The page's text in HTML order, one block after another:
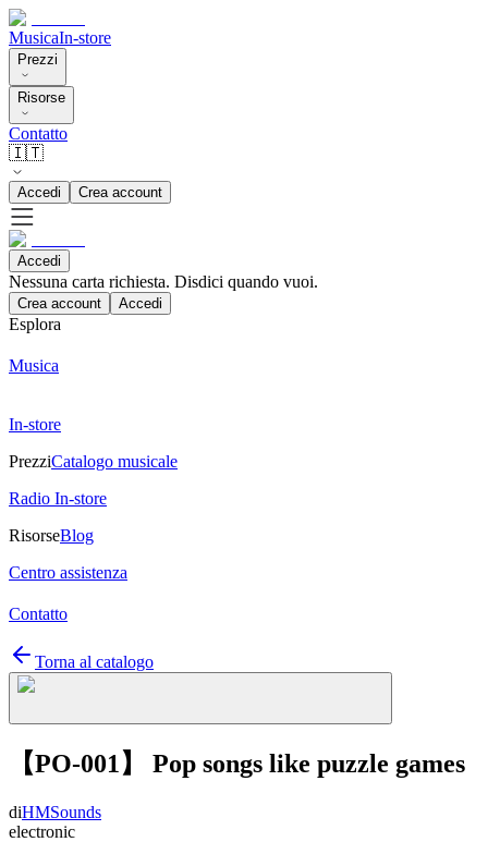
MusicaIn-store
Prezzi
Risorse
Contatto
🇮🇹
Accedi Crea account
Accedi
Nessuna carta richiesta. Disdici quando vuoi.
Crea account Accedi
Esplora
Musica
In-store
PrezziCatalogo musicale
Radio In-store
RisorseBlog
Centro assistenza
Contatto
Torna al catalogo
【PO-001】 Pop songs like puzzle games
diHMSounds
electronic